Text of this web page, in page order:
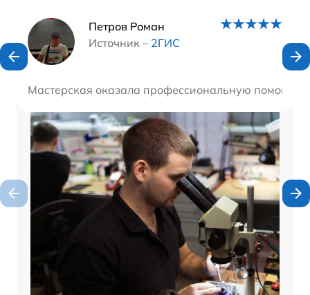
Петров Роман
Источник – 2ГИС
Мастерская оказала профессиональную помощь в
Наши мастера